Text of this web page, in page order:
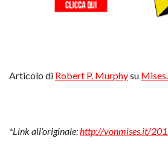
Articolo di Robert P. Murphysu
*Link all’originale:http://vonmises.it/